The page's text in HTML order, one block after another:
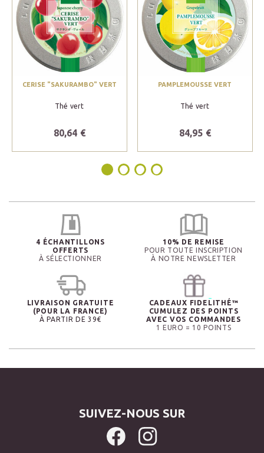
CERISE "SAKURAMBO" VERT
Thé vert
80,64 €
PAMPLEMOUSSE VERT
Thé vert
84,95 €
4 ÉCHANTILLONS
OFFERTS
À SÉLECTIONNER
10% DE REMISE
POUR TOUTE INSCRIPTION
À NOTRE NEWSLETTER
LIVRAISON GRATUITE
(POUR LA FRANCE)
À PARTIR DE 39€
CADEAUX FIDELITHÉ™
CUMULEZ DES POINTS
AVEC VOS COMMANDES
1 EURO = 10 POINTS
SUIVEZ-NOUS SUR